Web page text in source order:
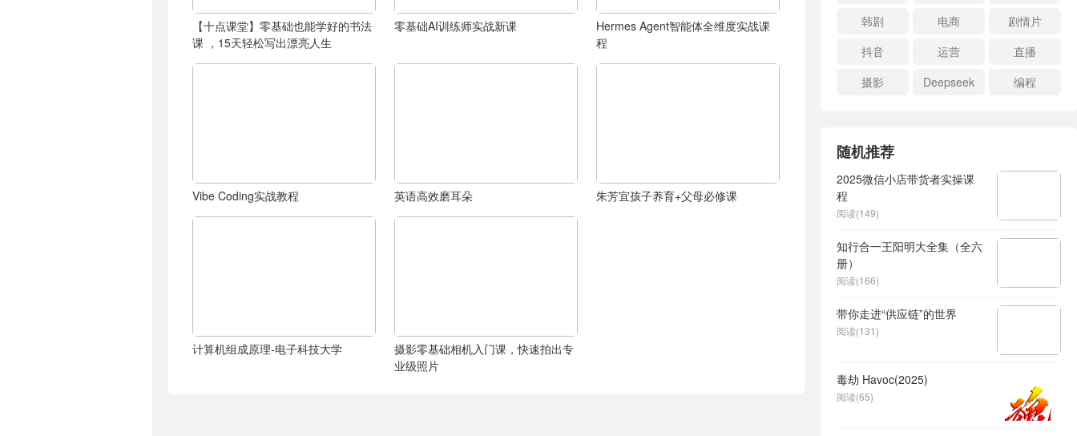
【十点课堂】零基础也能学好的书法
课 ，15天轻松写出漂亮人生
零基础AI训练师实战新课
Hermes Agent智能体全维度实战课
程
Vibe Coding实战教程 英语高效磨耳朵 朱芳宜孩子养育+父母必修课
计算机组成原理-电子科技大学
摄影零基础相机入门课，快速拍出专
业级照片
韩剧
电商
剧情片
抖音
运营
直播
摄影
Deepseek 编程
随机推荐
2025微信小店带货者实操课
程
阅读(149)
知行合一王阳明大全集（全六
册）
阅读(166)
带你走进“供应链”的世界
阅读(131)
毒劫 Havoc(2025)
阅读(65)